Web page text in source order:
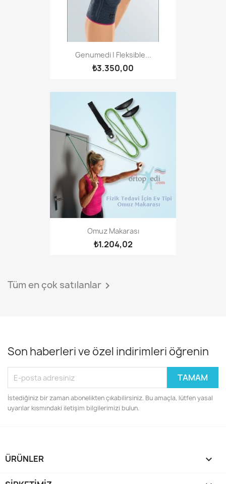
Genumedi | Fleksible...
₺3.350,00
Omuz Makarası
₺1.204,02
Tüm en çok satılanlar 
Son haberleri ve özel indirimleri öğrenin
İstediğiniz bir zaman abonelikten çıkabilirsiniz. Bu amaçla, lütfen yasal
uyarılar kısmındaki iletişim bilgilerimizi bulun.
ÜRÜNLER 